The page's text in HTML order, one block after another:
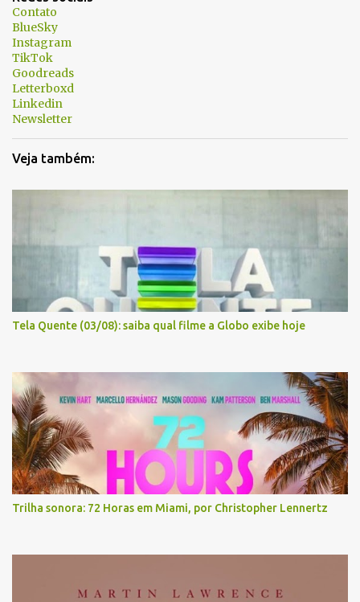
á
r
i
o
s
Contato
BlueSky
Instagram
TikTok
Goodreads
Letterboxd
Linkedin
Newsletter
Veja também:
Tela Quente (03/08): saiba qual filme a Globo exibe hoje
Trilha sonora: 72 Horas em Miami, por Christopher Lennertz